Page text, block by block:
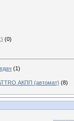
(0)
(1)
АКПП (автомат) (8)